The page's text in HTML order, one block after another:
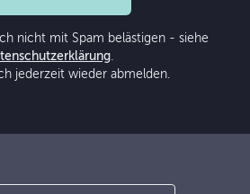
nicht mit Spam belästigen - siehe
.
jederzeit wieder abmelden.